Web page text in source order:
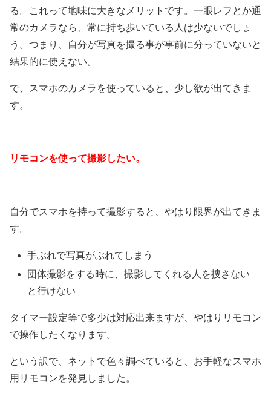
る。これって地味に大きなメリットです。一眼レフとか通
常のカメラなら、常に持ち歩いている人は少ないでしょ
う。つまり、自分が写真を撮る事が事前に分っていないと
結果的に使えない。
で、スマホのカメラを使っていると、少し欲が出てきま
す。
リモコンを使って撮影したい。
自分でスマホを持って撮影すると、やはり限界が出てきま
す。
手ぶれで写真がぶれてしまう
団体撮影をする時に、撮影してくれる人を捜さない
と行けない
タイマー設定等で多少は対応出来ますが、やはりリモコン
で操作したくなります。
という訳で、ネットで色々調べていると、お手軽なスマホ
用リモコンを発見しました。